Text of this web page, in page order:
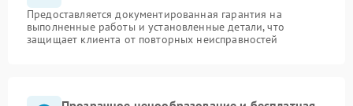
Предоставляется документированная гарантия на
выполненные работы и установленные детали, что
защищает клиента от повторных неисправностей